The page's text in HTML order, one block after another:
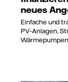
neues
Einfache und
PV‑Anlagen,